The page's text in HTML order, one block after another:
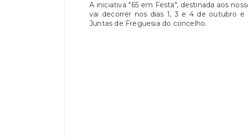
A iniciativa "65 em Festa", destinada aos
vai decorrer nos dias 1, 3 e 4 de outubro
Juntas de Freguesia do concelho.